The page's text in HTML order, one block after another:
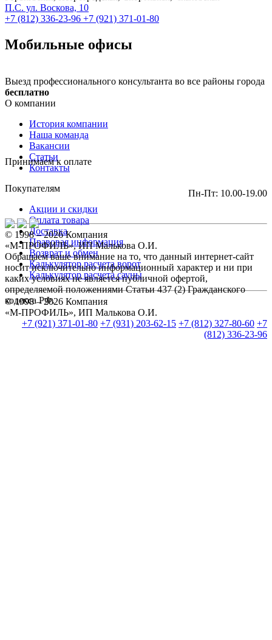
П.С. ул. Воскова, 10
+7 (812) 336-23-96 +7 (921) 371-01-80
Мобильные офисы
Выезд профессионального консультанта во все районы города
бесплатно
О компании
История компании
Наша команда
Вакансии
Статьи
Контакты
Покупателям
Акции и скидки
Оплата товара
Доставка
Правовая информация
Возврат и обмен
Калькулятор расчета ворот
Калькулятор расчета сауны
© 1998 – 2026 Компания
«М-ПРОФИЛЬ», ИП Малькова О.И.
+7 (921) 371-01-80 +7 (931) 203-62-15 +7 (812) 327-80-60 +7
(812) 336-23-96
Принимаем к оплате
Пн-Пт: 10.00-19.00
© 1998 – 2026 Компания
«М-ПРОФИЛЬ», ИП Малькова О.И.
Обращаем ваше внимание на то, что данный интернет-сайт
носит исключительно информационный характер и ни при
каких условиях не является публичной офертой,
определяемой положениями Статьи 437 (2) Гражданского
кодекса РФ.